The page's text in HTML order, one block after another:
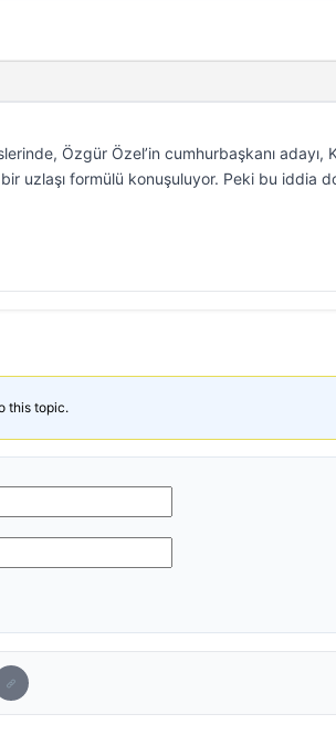
Özgür Özel’in cumhurbaşkanı adayı,
bir uzlaşı formülü konuşuluyor. Peki bu iddia
this topic.